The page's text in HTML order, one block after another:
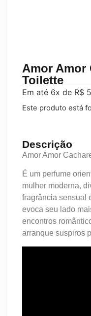
Amor Amor
Toilette
Em até 6x de R$
Este produto está
Descrição
Amor Amor
É um perfume
mulher moderna,
fragrância sensual
evoca seu lado
encontros
arranque suspiros